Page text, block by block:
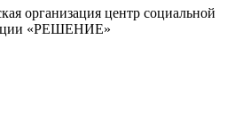
организация центр социальной
«РЕШЕНИЕ»